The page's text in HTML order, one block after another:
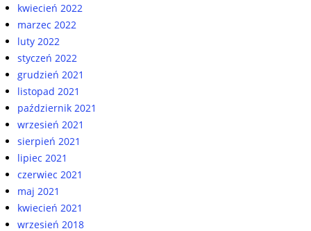
kwiecień 2022
marzec 2022
luty 2022
styczeń 2022
grudzień 2021
listopad 2021
październik 2021
wrzesień 2021
sierpień 2021
lipiec 2021
czerwiec 2021
maj 2021
kwiecień 2021
wrzesień 2018